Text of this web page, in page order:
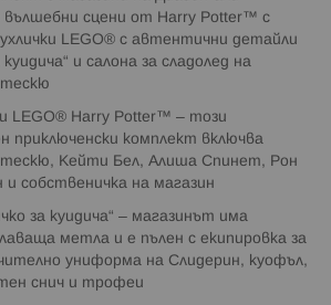
вълшебни сцени от Harry Potter™ с
LEGO® с автентични детайли
куидича“ и салона за сладолед на
LEGO® Harry Potter™ – този
приключенски комплект включва
Кейти Бел, Алиша Спинет, Рон
и собственичка на магазин
за куидича“ – магазинът има
метла и е пълен с екипировка за
униформа на Слидерин, куофъл,
снич и трофеи